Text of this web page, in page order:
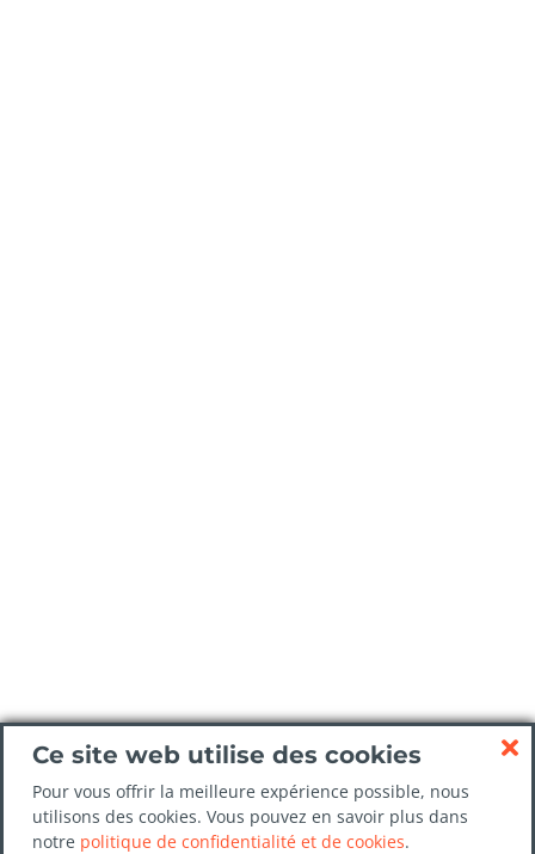
Ce site web utilise des cookies
Pour vous offrir la meilleure expérience possible, nous
utilisons des cookies. Vous pouvez en savoir plus dans
notre politique de confidentialité et de cookies.